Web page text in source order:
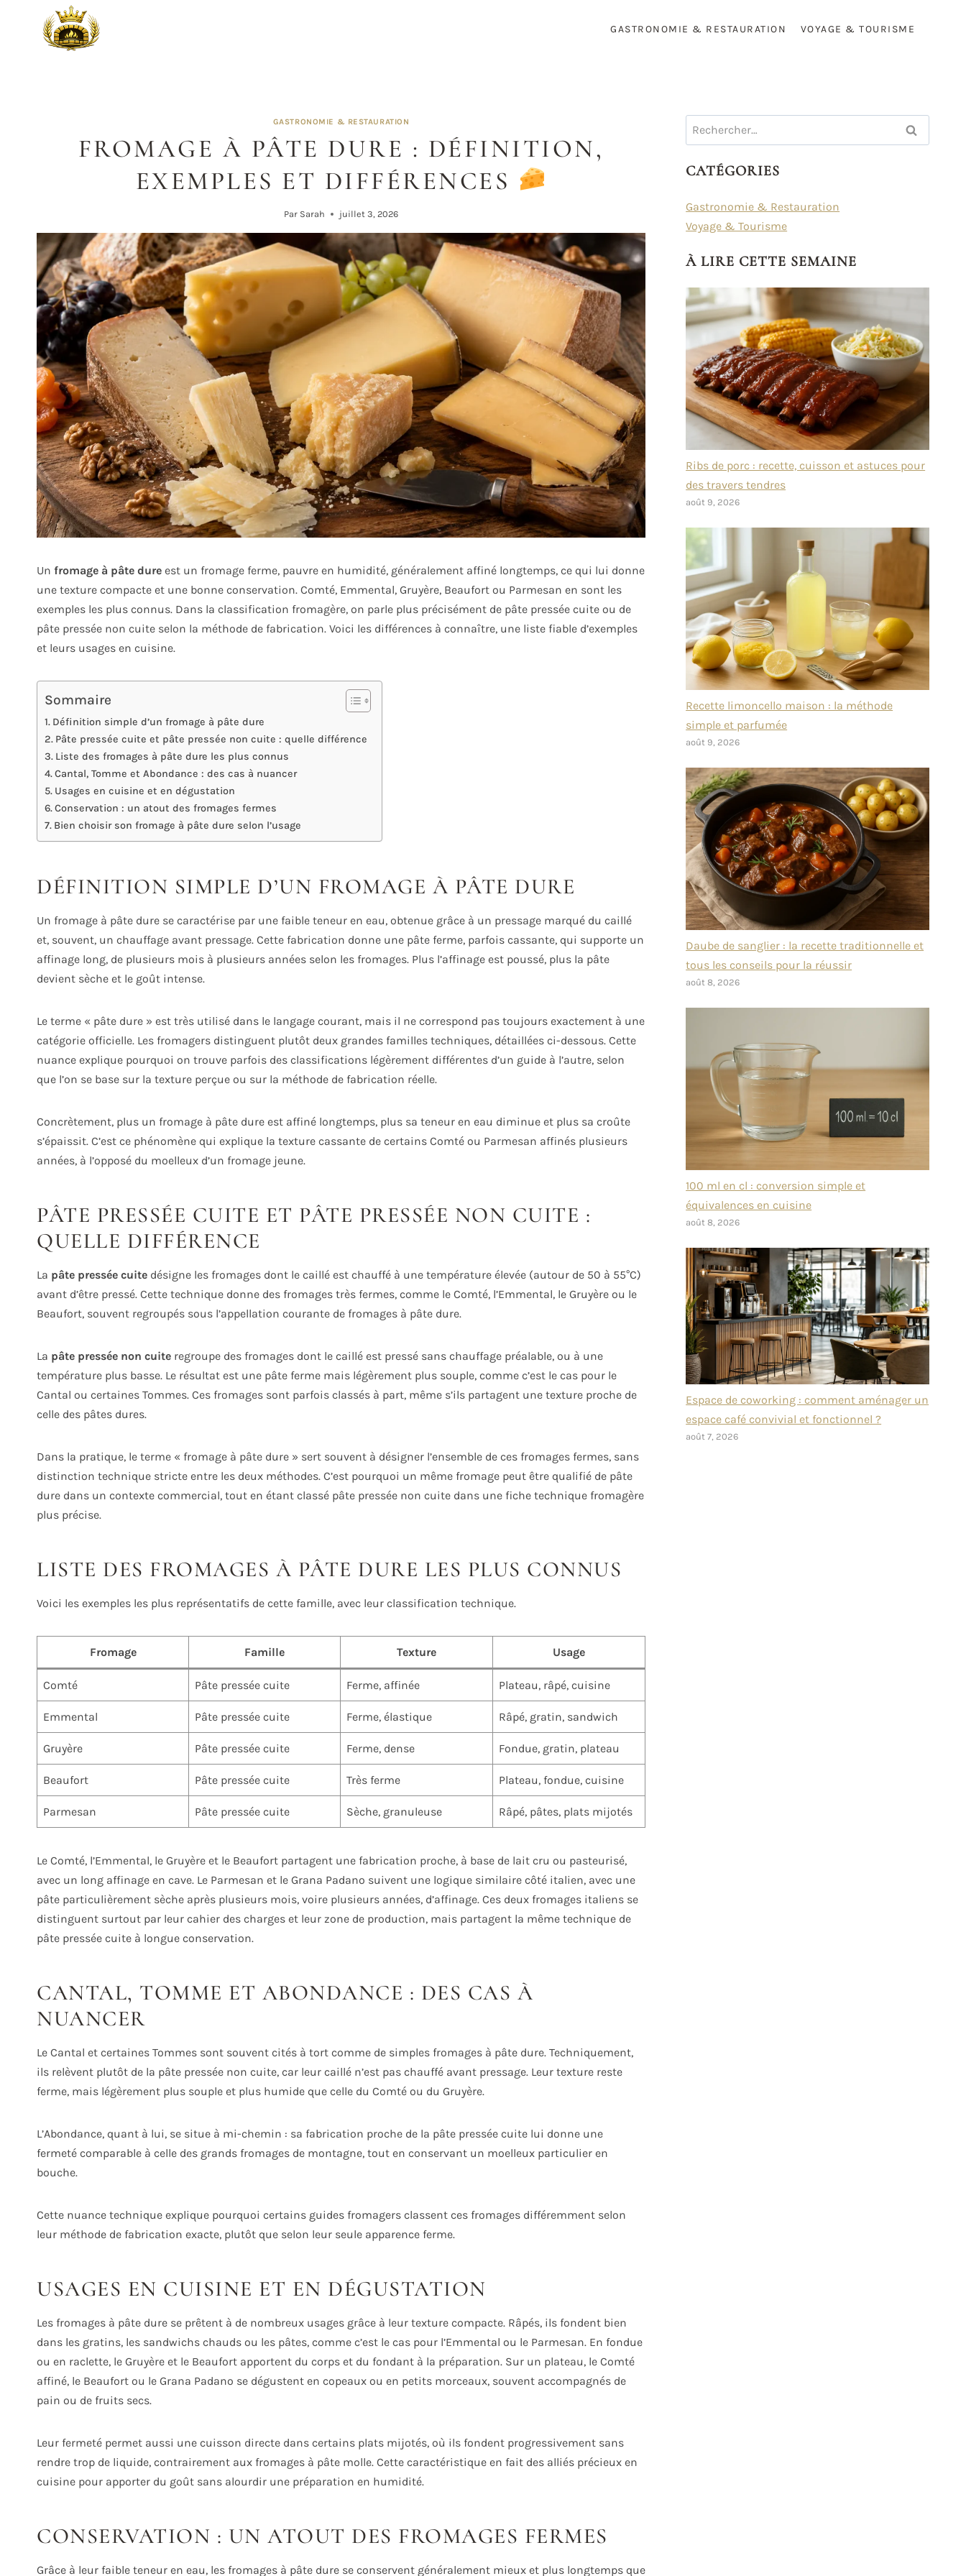
GASTRONOMIE & RESTAURATION VOYAGE & TOURISME
GASTRONOMIE & RESTAURATION
FROMAGE À PÂTE DURE : DÉFINITION,
EXEMPLES ET DIFFÉRENCES
Par Sarah juillet 3, 2026
Un fromage à pâte dure est un fromage ferme, pauvre en humidité, généralement affiné longtemps, ce qui lui donne
une texture compacte et une bonne conservation. Comté, Emmental, Gruyère, Beaufort ou Parmesan en sont les
exemples les plus connus. Dans la classification fromagère, on parle plus précisément de pâte pressée cuite ou de
pâte pressée non cuite selon la méthode de fabrication. Voici les différences à connaître, une liste fiable d’exemples
et leurs usages en cuisine.
Sommaire
Définition simple d’un fromage à pâte dure
Pâte pressée cuite et pâte pressée non cuite : quelle différence
Liste des fromages à pâte dure les plus connus
Cantal, Tomme et Abondance : des cas à nuancer
Usages en cuisine et en dégustation
Conservation : un atout des fromages fermes
Bien choisir son fromage à pâte dure selon l’usage
DÉFINITION SIMPLE D’UN FROMAGE À PÂTE DURE
Un fromage à pâte dure se caractérise par une faible teneur en eau, obtenue grâce à un pressage marqué du caillé
et, souvent, un chauffage avant pressage. Cette fabrication donne une pâte ferme, parfois cassante, qui supporte un
affinage long, de plusieurs mois à plusieurs années selon les fromages. Plus l’affinage est poussé, plus la pâte
devient sèche et le goût intense.
Le terme « pâte dure » est très utilisé dans le langage courant, mais il ne correspond pas toujours exactement à une
catégorie officielle. Les fromagers distinguent plutôt deux grandes familles techniques, détaillées ci-dessous. Cette
nuance explique pourquoi on trouve parfois des classifications légèrement différentes d’un guide à l’autre, selon
que l’on se base sur la texture perçue ou sur la méthode de fabrication réelle.
Concrètement, plus un fromage à pâte dure est affiné longtemps, plus sa teneur en eau diminue et plus sa croûte
s’épaissit. C’est ce phénomène qui explique la texture cassante de certains Comté ou Parmesan affinés plusieurs
années, à l’opposé du moelleux d’un fromage jeune.
PÂTE PRESSÉE CUITE ET PÂTE PRESSÉE NON CUITE :
QUELLE DIFFÉRENCE
La pâte pressée cuite désigne les fromages dont le caillé est chauffé à une température élevée (autour de 50 à 55°C)
avant d’être pressé. Cette technique donne des fromages très fermes, comme le Comté, l’Emmental, le Gruyère ou le
Beaufort, souvent regroupés sous l’appellation courante de fromages à pâte dure.
La pâte pressée non cuite regroupe des fromages dont le caillé est pressé sans chauffage préalable, ou à une
température plus basse. Le résultat est une pâte ferme mais légèrement plus souple, comme c’est le cas pour le
Cantal ou certaines Tommes. Ces fromages sont parfois classés à part, même s’ils partagent une texture proche de
celle des pâtes dures.
Dans la pratique, le terme « fromage à pâte dure » sert souvent à désigner l’ensemble de ces fromages fermes, sans
distinction technique stricte entre les deux méthodes. C’est pourquoi un même fromage peut être qualifié de pâte
dure dans un contexte commercial, tout en étant classé pâte pressée non cuite dans une fiche technique fromagère
plus précise.
LISTE DES FROMAGES À PÂTE DURE LES PLUS CONNUS
Voici les exemples les plus représentatifs de cette famille, avec leur classification technique.
Fromage Famille Texture Usage
Comté Pâte pressée cuite Ferme, affinée Plateau, râpé, cuisine
Emmental Pâte pressée cuite Ferme, élastique Râpé, gratin, sandwich
Gruyère Pâte pressée cuite Ferme, dense Fondue, gratin, plateau
Beaufort Pâte pressée cuite Très ferme Plateau, fondue, cuisine
Parmesan Pâte pressée cuite Sèche, granuleuse Râpé, pâtes, plats mijotés
Le Comté, l’Emmental, le Gruyère et le Beaufort partagent une fabrication proche, à base de lait cru ou pasteurisé,
avec un long affinage en cave. Le Parmesan et le Grana Padano suivent une logique similaire côté italien, avec une
pâte particulièrement sèche après plusieurs mois, voire plusieurs années, d’affinage. Ces deux fromages italiens se
distinguent surtout par leur cahier des charges et leur zone de production, mais partagent la même technique de
pâte pressée cuite à longue conservation.
CANTAL, TOMME ET ABONDANCE : DES CAS À
NUANCER
Le Cantal et certaines Tommes sont souvent cités à tort comme de simples fromages à pâte dure. Techniquement,
ils relèvent plutôt de la pâte pressée non cuite, car leur caillé n’est pas chauffé avant pressage. Leur texture reste
ferme, mais légèrement plus souple et plus humide que celle du Comté ou du Gruyère.
L’Abondance, quant à lui, se situe à mi-chemin : sa fabrication proche de la pâte pressée cuite lui donne une
fermeté comparable à celle des grands fromages de montagne, tout en conservant un moelleux particulier en
bouche.
Cette nuance technique explique pourquoi certains guides fromagers classent ces fromages différemment selon
leur méthode de fabrication exacte, plutôt que selon leur seule apparence ferme.
USAGES EN CUISINE ET EN DÉGUSTATION
Les fromages à pâte dure se prêtent à de nombreux usages grâce à leur texture compacte. Râpés, ils fondent bien
dans les gratins, les sandwichs chauds ou les pâtes, comme c’est le cas pour l’Emmental ou le Parmesan. En fondue
ou en raclette, le Gruyère et le Beaufort apportent du corps et du fondant à la préparation. Sur un plateau, le Comté
affiné, le Beaufort ou le Grana Padano se dégustent en copeaux ou en petits morceaux, souvent accompagnés de
pain ou de fruits secs.
Leur fermeté permet aussi une cuisson directe dans certains plats mijotés, où ils fondent progressivement sans
rendre trop de liquide, contrairement aux fromages à pâte molle. Cette caractéristique en fait des alliés précieux en
cuisine pour apporter du goût sans alourdir une préparation en humidité.
CONSERVATION : UN ATOUT DES FROMAGES FERMES
Grâce à leur faible teneur en eau, les fromages à pâte dure se conservent généralement mieux et plus longtemps que
Rechercher :
CATÉGORIES
Gastronomie & Restauration
Voyage & Tourisme
À LIRE CETTE SEMAINE
Ribs de porc : recette, cuisson et astuces pour
des travers tendres
août 9, 2026
Recette limoncello maison : la méthode
simple et parfumée
août 9, 2026
Daube de sanglier : la recette traditionnelle et
tous les conseils pour la réussir
août 8, 2026
100 ml en cl : conversion simple et
équivalences en cuisine
août 8, 2026
Espace de coworking : comment aménager un
espace café convivial et fonctionnel ?
août 7, 2026